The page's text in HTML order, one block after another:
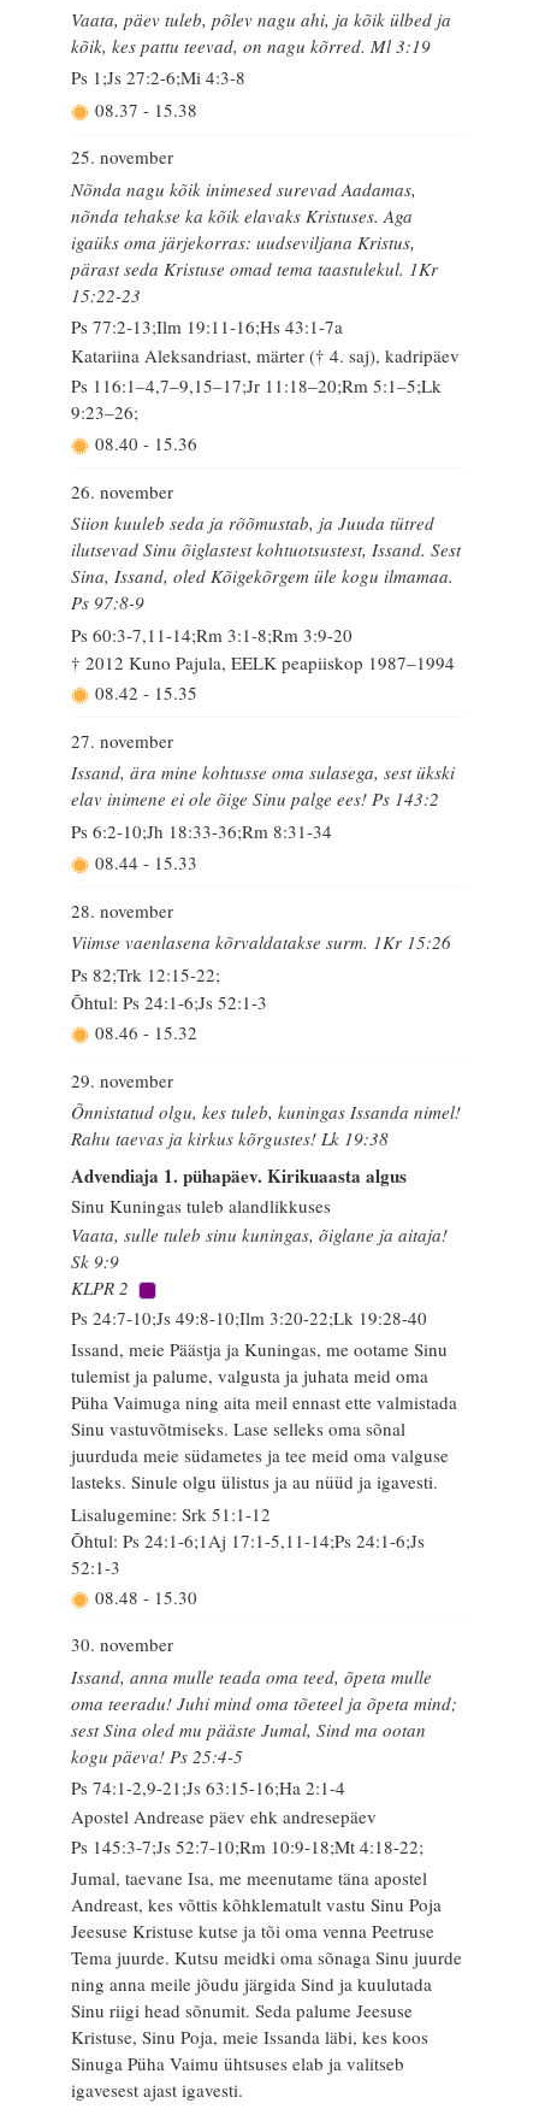
Vaata, päev tuleb, põlev nagu ahi, ja kõik ülbed ja
kõik, kes pattu teevad, on nagu kõrred. Ml 3:19
Ps 1;Js 27:2-6;Mi 4:3-8
08.37 - 15.38
25. november
Nõnda nagu kõik inimesed surevad Aadamas,
nõnda tehakse ka kõik elavaks Kristuses. Aga
igaüks oma järjekorras: uudseviljana Kristus,
pärast seda Kristuse omad tema taastulekul. 1Kr
15:22-23
Ps 77:2-13;Ilm 19:11-16;Hs 43:1-7a
Katariina Aleksandriast, märter († 4. saj), kadripäev
Ps 116:1–4,7–9,15–17;Jr 11:18–20;Rm 5:1–5;Lk
9:23–26;
08.40 - 15.36
26. november
Siion kuuleb seda ja rõõmustab, ja Juuda tütred
ilutsevad Sinu õiglastest kohtuotsustest, Issand. Sest
Sina, Issand, oled Kõigekõrgem üle kogu ilmamaa.
Ps 97:8-9
Ps 60:3-7,11-14;Rm 3:1-8;Rm 3:9-20
† 2012 Kuno Pajula, EELK peapiiskop 1987–1994
08.42 - 15.35
27. november
Issand, ära mine kohtusse oma sulasega, sest ükski
elav inimene ei ole õige Sinu palge ees! Ps 143:2
Ps 6:2-10;Jh 18:33-36;Rm 8:31-34
08.44 - 15.33
28. november
Viimse vaenlasena kõrvaldatakse surm. 1Kr 15:26
Ps 82;Trk 12:15-22;
Õhtul: Ps 24:1-6;Js 52:1-3
08.46 - 15.32
29. november
Õnnistatud olgu, kes tuleb, kuningas Issanda nimel!
Rahu taevas ja kirkus kõrgustes! Lk 19:38
Advendiaja 1. pühapäev. Kirikuaasta algus
Sinu Kuningas tuleb alandlikkuses
Vaata, sulle tuleb sinu kuningas, õiglane ja aitaja!
Sk 9:9
KLPR 2
Ps 24:7-10;Js 49:8-10;Ilm 3:20-22;Lk 19:28-40
Issand, meie Päästja ja Kuningas, me ootame Sinu
tulemist ja palume, valgusta ja juhata meid oma
Püha Vaimuga ning aita meil ennast ette valmistada
Sinu vastuvõtmiseks. Lase selleks oma sõnal
juurduda meie südametes ja tee meid oma valguse
lasteks. Sinule olgu ülistus ja au nüüd ja igavesti.
Lisalugemine: Srk 51:1-12
Õhtul: Ps 24:1-6;1Aj 17:1-5,11-14;Ps 24:1-6;Js
52:1-3
08.48 - 15.30
30. november
Issand, anna mulle teada oma teed, õpeta mulle
oma teeradu! Juhi mind oma tõeteel ja õpeta mind;
sest Sina oled mu pääste Jumal, Sind ma ootan
kogu päeva! Ps 25:4-5
Ps 74:1-2,9-21;Js 63:15-16;Ha 2:1-4
Apostel Andrease päev ehk andresepäev
Ps 145:3-7;Js 52:7-10;Rm 10:9-18;Mt 4:18-22;
Jumal, taevane Isa, me meenutame täna apostel
Andreast, kes võttis kõhklematult vastu Sinu Poja
Jeesuse Kristuse kutse ja tõi oma venna Peetruse
Tema juurde. Kutsu meidki oma sõnaga Sinu juurde
ning anna meile jõudu järgida Sind ja kuulutada
Sinu riigi head sõnumit. Seda palume Jeesuse
Kristuse, Sinu Poja, meie Issanda läbi, kes koos
Sinuga Püha Vaimu ühtsuses elab ja valitseb
igavesest ajast igavesti.